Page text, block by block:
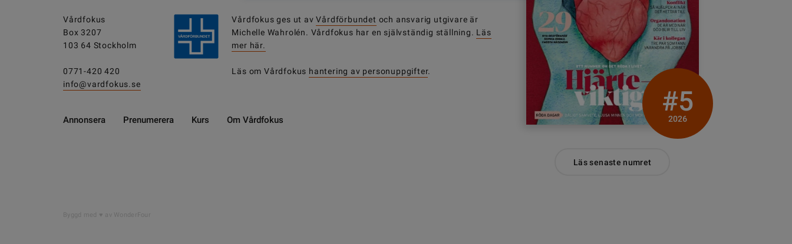
Vårdfokus
Box 3207
103 64 Stockholm
0771-420 420
info@vardfokus.se
Vårdfokus ges ut avVårdförbundet och ansvarig utgivare är
Michelle Wahrolén. Vårdfokus har en självständig ställning. Läs
mer här.
Läs om Vårdfokus hantering av personuppgifter.
Annonsera Prenumerera Kurs Om Vårdfokus
#5
2026
Läs senaste numret
Byggd med av WonderFour